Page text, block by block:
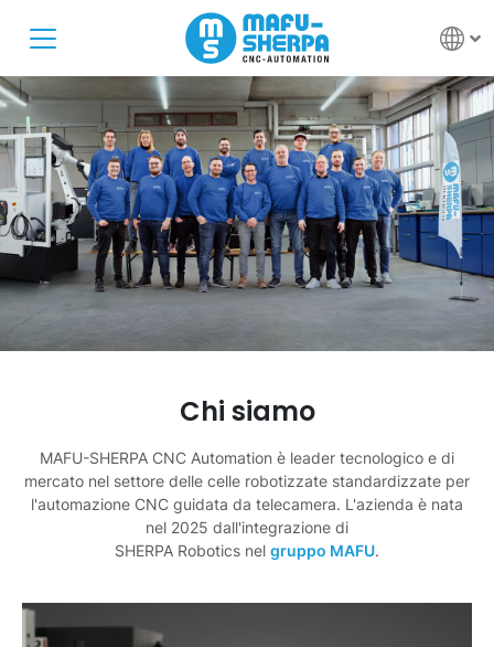
Chi siamo
MAFU-SHERPA CNC Automation è leader tecnologico e di
mercato nel settore delle celle robotizzate standardizzate per
l'automazione CNC guidata da telecamera. L'azienda è nata
nel 2025 dall'integrazione di
SHERPA Robotics nel gruppo MAFU.